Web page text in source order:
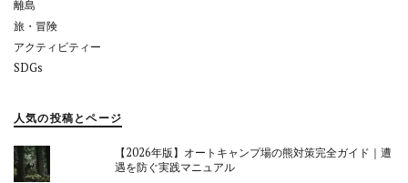
離島
旅・冒険
アクティビティー
SDGs
人気の投稿とページ
【2026年版】オートキャンプ場の熊対策完全ガイド｜遭
遇を防ぐ実践マニュアル